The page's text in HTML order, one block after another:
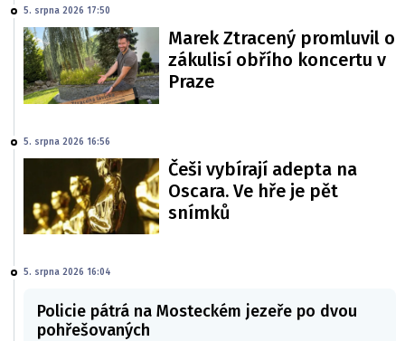
5. srpna 2026 17:50
Marek Ztracený promluvil o
zákulisí obřího koncertu v
Praze
5. srpna 2026 16:56
Češi vybírají adepta na
Oscara. Ve hře je pět
snímků
5. srpna 2026 16:04
Policie pátrá na Mosteckém jezeře po dvou
pohřešovaných